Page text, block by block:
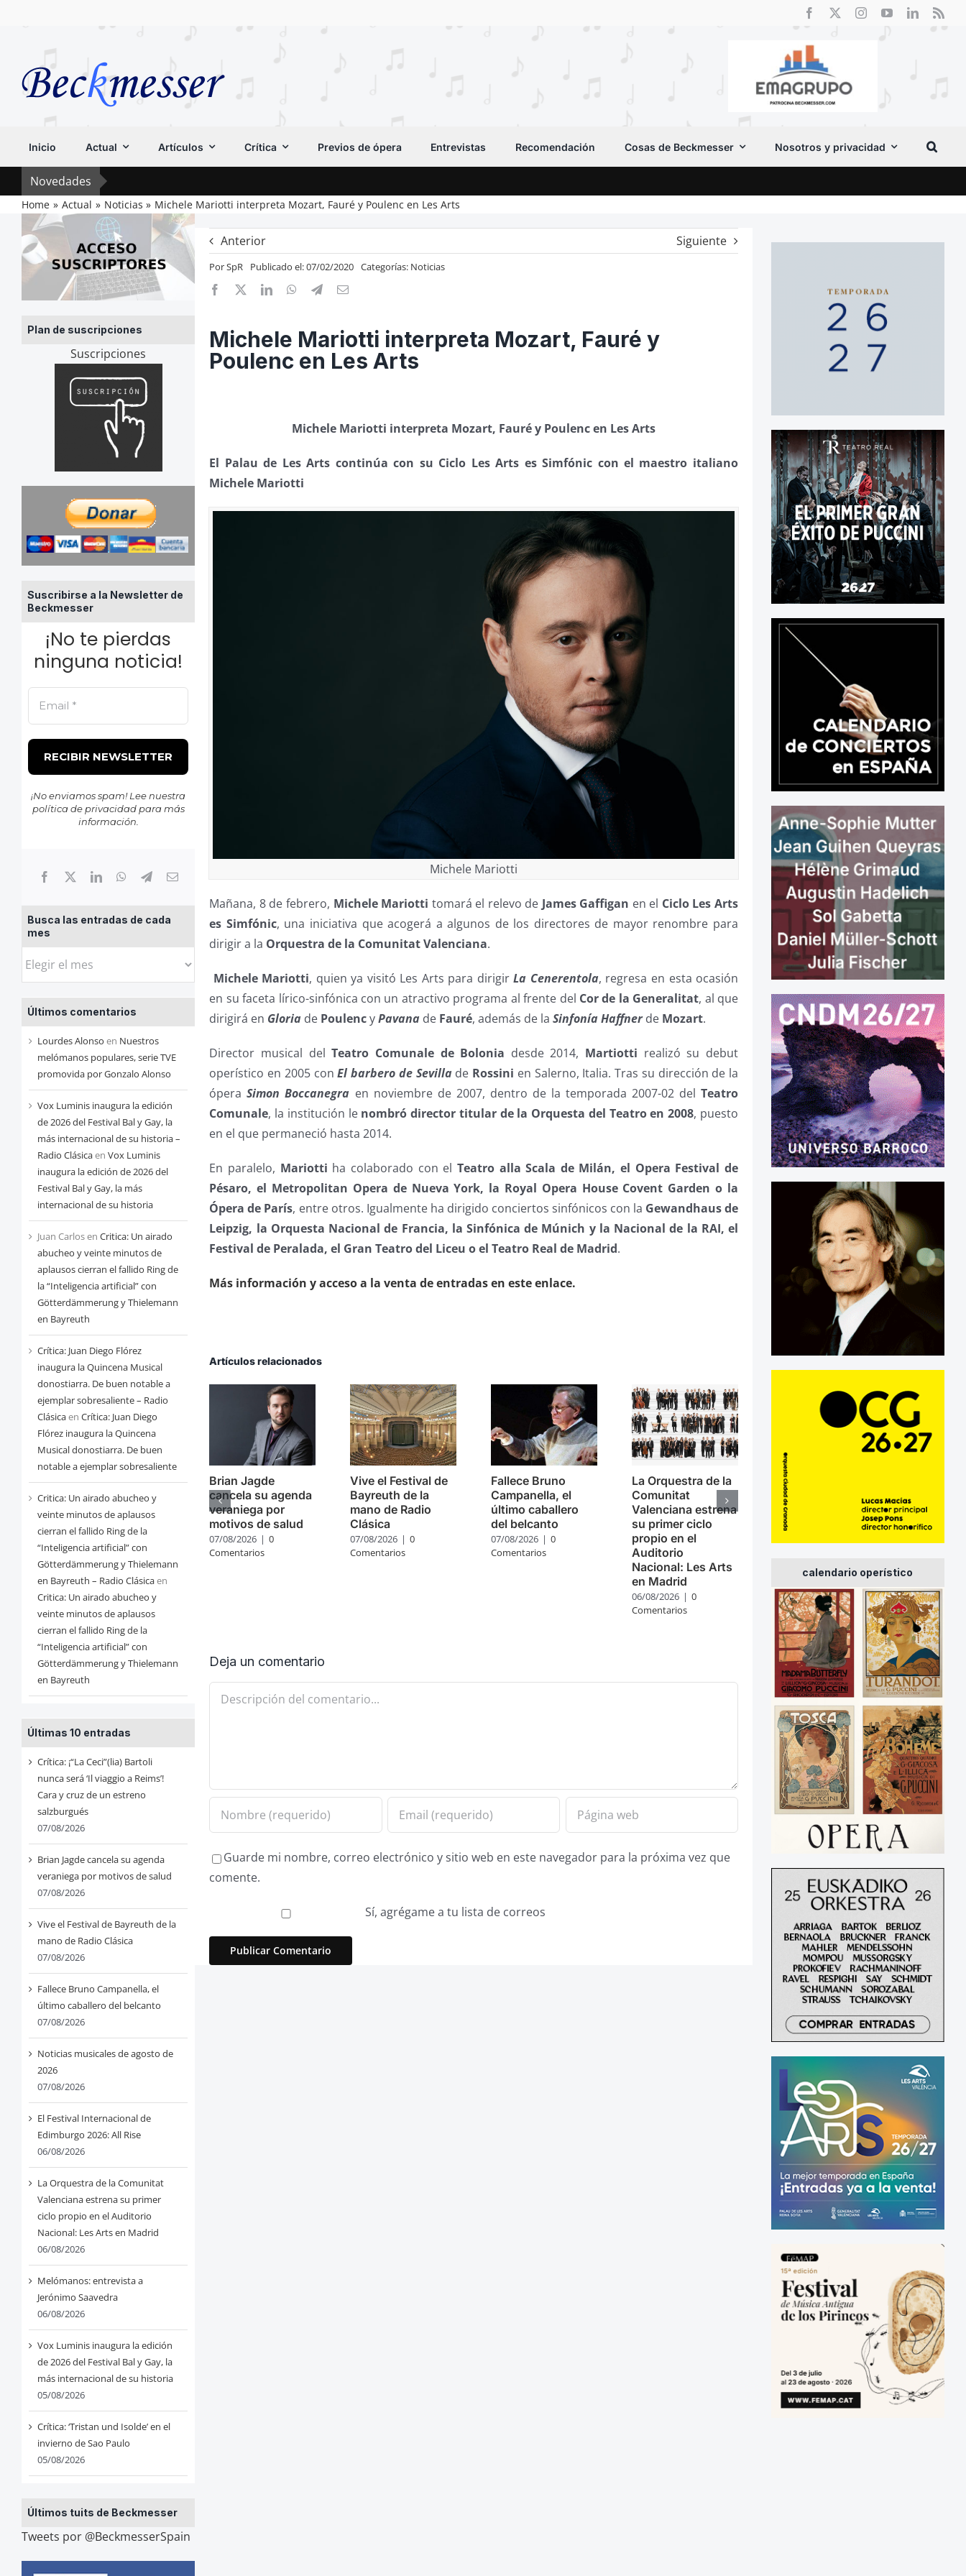
Inicio Actual Artículos Crítica Previos de ópera Entrevistas Recomendación Cosas de Beckmesser Nosotros y privacidad
Novedades
Home Actual Noticias Michele Mariotti interpreta Mozart, Fauré y Poulenc en Les Arts
Plan de suscripciones
Suscripciones
Suscribirse a la Newsletter de
Beckmesser
¡No te pierdas
ninguna noticia!
¡No enviamos spam! Lee nuestra
política de privacidadpara más
información.
Busca las entradas de cada
mes
Busca
entradas
de
cada
mes
Últimos comentarios
Lourdes Alonso en Nuestros
melómanos populares, serie TVE
promovida por Gonzalo Alonso
Vox Luminis inaugura la edición
de 2026 del Festival Bal y Gay, la
más internacional de su historia –
Radio Clásicaen Vox Luminis
inaugura la edición de 2026 del
Festival Bal y Gay, la más
internacional de su historia
Juan Carlosen Critica: Un airado
abucheo y veinte minutos de
aplausos cierran el fallido Ring de
la “Inteligencia artificial” con
Götterdämmerung y Thielemann
en Bayreuth
Crítica: Juan Diego Flórez
inaugura la Quincena Musical
donostiarra. De buen notable a
ejemplar sobresaliente – Radio
Clásicaen Crítica: Juan Diego
Flórez inaugura la Quincena
Musical donostiarra. De buen
notable a ejemplar sobresaliente
Critica: Un airado abucheo y
veinte minutos de aplausos
cierran el fallido Ring de la
“Inteligencia artificial” con
Götterdämmerung y Thielemann
en Bayreuth – Radio Clásicaen
Critica: Un airado abucheo y
veinte minutos de aplausos
cierran el fallido Ring de la
“Inteligencia artificial” con
Götterdämmerung y Thielemann
en Bayreuth
Últimas 10 entradas
Crítica: ¡“La Ceci”(lia) Bartoli
nunca será ‘Il viaggio a Reims’!
Cara y cruz de un estreno
salzburgués
07/08/2026
Brian Jagde cancela su agenda
veraniega por motivos de salud
07/08/2026
Vive el Festival de Bayreuth de la
mano de Radio Clásica
07/08/2026
Fallece Bruno Campanella, el
último caballero del belcanto
07/08/2026
Noticias musicales de agosto de
2026
07/08/2026
El Festival Internacional de
Edimburgo 2026: All Rise
06/08/2026
La Orquestra de la Comunitat
Valenciana estrena su primer
ciclo propio en el Auditorio
Nacional: Les Arts en Madrid
06/08/2026
Melómanos: entrevista a
Jerónimo Saavedra
06/08/2026
Vox Luminis inaugura la edición
de 2026 del Festival Bal y Gay, la
más internacional de su historia
05/08/2026
Crítica: ‘Tristan und Isolde’ en el
invierno de Sao Paulo
05/08/2026
Últimos tuits de Beckmesser
Tweets por @BeckmesserSpain
Anterior Siguiente
PorSpR Publicado el: 07/02/2020 Categorías: Noticias
Michele Mariotti interpreta Mozart, Fauré y
Poulenc en Les Arts
Michele Mariotti interpreta Mozart, Fauré y Poulenc en Les Arts
El Palau de Les Arts continúa con su Ciclo Les Arts es Simfónic con el maestro italiano
Michele Mariotti
Michele Mariotti
Mañana, 8 de febrero, Michele Mariotti tomará el relevo de James Gaffigan en el Ciclo Les Arts
es Simfónic, una iniciativa que acogerá a algunos de los directores de mayor renombre para
dirigir a la Orquestra de la Comunitat Valenciana.
Michele Mariotti, quien ya visitó Les Arts para dirigirLa Cenerentola, regresa en esta ocasión
en su faceta lírico-sinfónica con un atractivo programa al frente del Corde la Generalitat, al que
dirigirá en Gloria de PoulencyPavana de Fauré, además de laSinfoníaHaffnerde Mozart.
Director musical delTeatro Comunale de Bolonia desde 2014, Martiotti realizó su debut
operístico en 2005 conEl barbero de Sevillade Rossini en Salerno, Italia. Tras su dirección de la
óperaSimon Boccanegra en noviembre de 2007, dentro de la temporada 2007-02 del Teatro
Comunale, la institución le nombró director titular de la Orquesta del Teatro en 2008, puesto
en el que permaneció hasta 2014.
En paralelo, Mariotti ha colaborado con el Teatro alla Scala de Milán, el Opera Festival de
Pésaro, el Metropolitan Opera de Nueva York, la Royal Opera House Covent Garden o la
Ópera de París, entre otros. Igualmente ha dirigido conciertos sinfónicos con la Gewandhaus de
Leipzig, la Orquesta Nacional de Francia, la Sinfónica de Múnich y la Nacional de la RAI, el
Festival de Peralada, el Gran Teatro del Liceu o el Teatro Real de Madrid.
Más información y acceso a la venta de entradas en este enlace.
Artículos relacionados
Brian Jagde
cancela su agenda
veraniega por
motivos de salud
07/08/2026 | 0
Comentarios
Vive el Festival de
Bayreuth de la
mano de Radio
Clásica
07/08/2026 | 0
Comentarios
Fallece Bruno
Campanella, el
último caballero
del belcanto
07/08/2026 | 0
Comentarios
La Orquestra de la
Comunitat
Valenciana estrena
su primer ciclo
propio en el
Auditorio
Nacional: Les Arts
en Madrid
06/08/2026 | 0
Comentarios
Deja un comentario
Comentario
Guarde mi nombre, correo electrónico y sitio web en este navegador para la próxima vez que
comente.
Sí, agrégame a tu lista de correos
calendario operístico